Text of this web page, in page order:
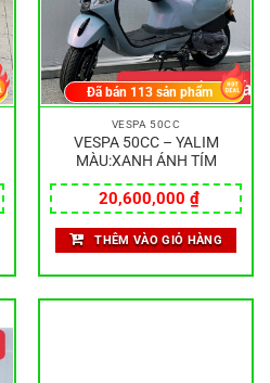
VESPA 50CC
VESPA 50CC – YALIM
MÀU:XANH ÁNH TÍM
20,600,000 ₫
Đã bán 113 sản phẩm
THÊM VÀO GIỎ HÀNG